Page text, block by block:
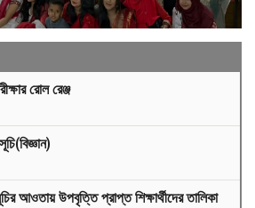
রোল রেঞ্জ
আওতায় উপবৃত্তি প্রাপ্ত শিক্ষার্থীদের তালিকা